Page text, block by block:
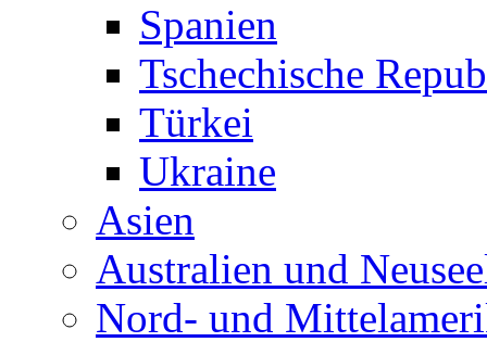
Spanien
Tschechische
Türkei
Ukraine
Asien
Australien und
Nord- und